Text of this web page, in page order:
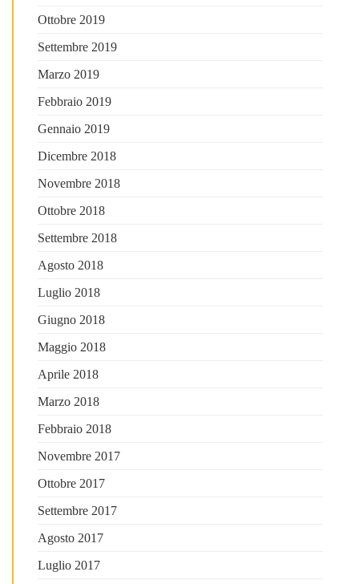
Ottobre 2019
Settembre 2019
Marzo 2019
Febbraio 2019
Gennaio 2019
Dicembre 2018
Novembre 2018
Ottobre 2018
Settembre 2018
Agosto 2018
Luglio 2018
Giugno 2018
Maggio 2018
Aprile 2018
Marzo 2018
Febbraio 2018
Novembre 2017
Ottobre 2017
Settembre 2017
Agosto 2017
Luglio 2017